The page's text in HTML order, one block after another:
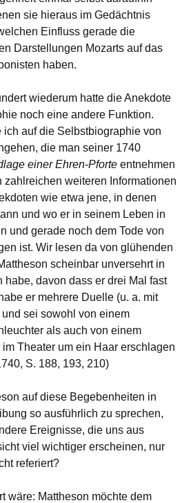
sie hieraus im Gedächtnis
Einfluss gerade die
Darstellungen Mozarts auf das
haben.
wiederum hatte die Anekdote
noch eine andere Funktion.
ich auf die Selbstbiographie von
die man seiner 1740
einer Ehren-Pforte entnehmen
zahlreichen weiteren Informationen
wie etwa jene, in denen
und wo er in seinem Leben in
und gerade noch dem Tode von
ist. Wir lesen da von glühenden
scheinbar unversehrt in
habe, davon dass er drei Mal fast
er mehrere Duelle (u. a. mit
sei sowohl von einem
als auch von einem
Theater um ein Haar erschlagen
S. 188, 193, 210)
auf diese Begebenheiten in
so ausführlich zu sprechen,
Ereignisse, die uns aus
viel wichtiger erscheinen, nur
referiert?
wäre: Mattheson möchte dem